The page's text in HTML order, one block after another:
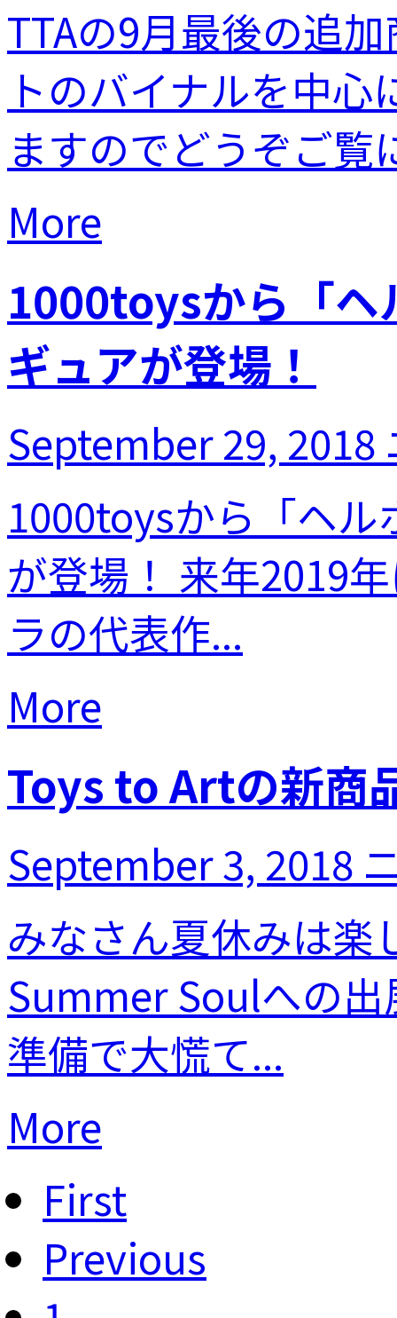
TTAの9月最後の追
トのバイナルを中
ますのでどうぞご覧
More
1000toysから「ヘ
ギュアが登場！
September 29, 2018
1000toysから「ヘ
が登場！ 来年2019
ラの代表作...
More
Toys to Artの新商
September 3, 2018
みなさん夏休みは楽
Summer Soulへの出
準備で大慌て...
More
First
Previous